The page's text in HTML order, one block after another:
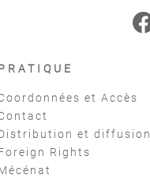
et Accès
et diffusion
Rights